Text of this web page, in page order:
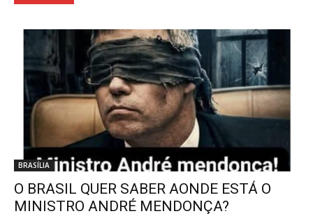
BRASÍLIA
O BRASIL QUER SABER AONDE ESTÁ O
MINISTRO ANDRÉ MENDONÇA?